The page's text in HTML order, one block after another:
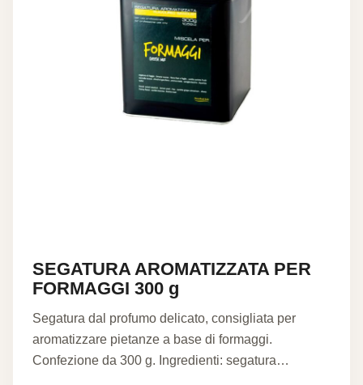
SEGATURA AROMATIZZATA PER
FORMAGGI 300 g
Segatura dal profumo delicato, consigliata per
aromatizzare pietanze a base di formaggi.
Confezione da 300 g. Ingredienti: segatura…